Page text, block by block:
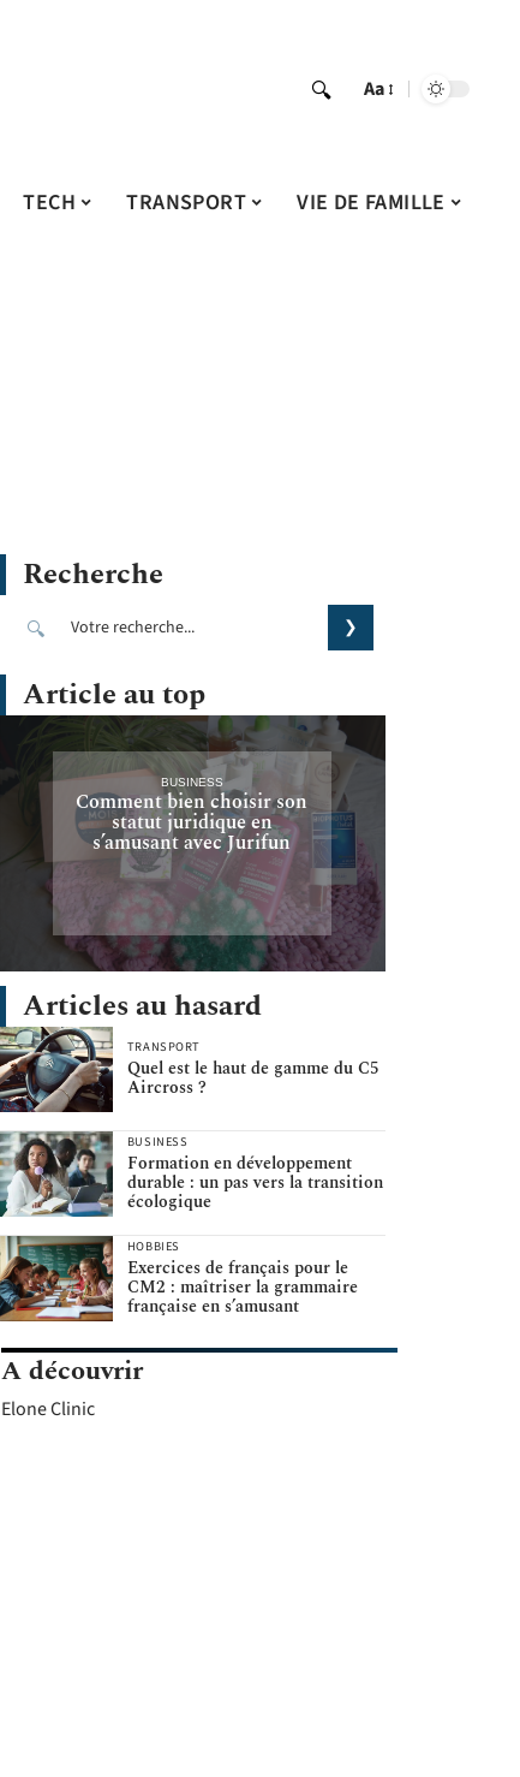
Aa
TECH TRANSPORT VIE DE FAMILLE
Recherche
Article au top
BUSINESS
Comment bien choisir son
statut juridique en
s’amusant avec Jurifun
Articles au hasard
TRANSPORT
Quel est le haut de gamme du C5
Aircross ?
BUSINESS
Formation en développement
durable : un pas vers la transition
écologique
HOBBIES
Exercices de français pour le
CM2 : maîtriser la grammaire
française en s’amusant
A découvrir
Elone Clinic